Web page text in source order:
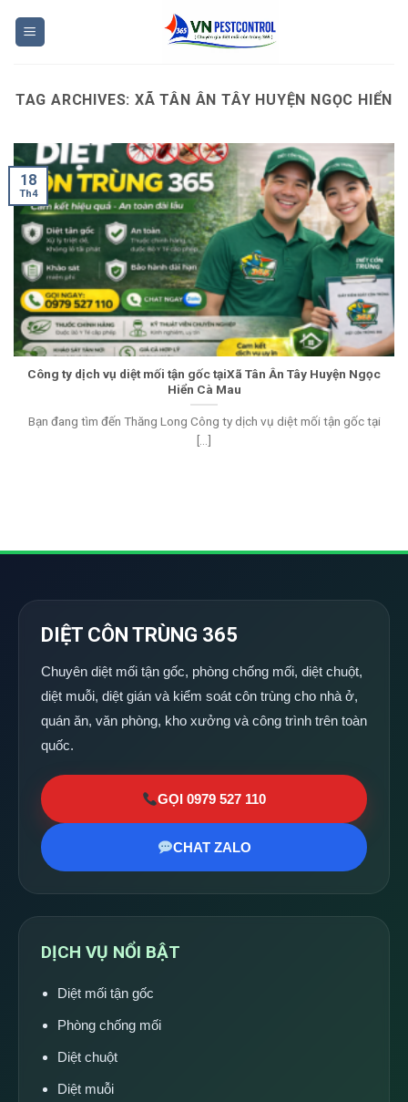
TAG ARCHIVES: XÃ TÂN ÂN TÂY HUYỆN NGỌC HIỂN
Công ty dịch vụ diệt mối tận gốc tạiXã Tân Ân Tây Huyện Ngọc
Hiển Cà Mau
Bạn đang tìm đến Thăng Long Công ty dịch vụ diệt mối tận gốc tại
[...]
18
Th4
DIỆT CÔN TRÙNG 365
Chuyên diệt mối tận gốc, phòng chống mối, diệt chuột,
diệt muỗi, diệt gián và kiểm soát côn trùng cho nhà ở,
quán ăn, văn phòng, kho xưởng và công trình trên toàn
quốc.
GỌI 0979 527 110
CHAT ZALO
DỊCH VỤ NỔI BẬT
Diệt mối tận gốc
Phòng chống mối
Diệt chuột
Diệt muỗi